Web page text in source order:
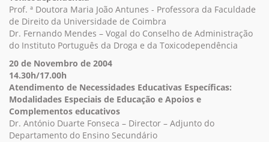
Prof. ª Doutora Maria João Antunes - Professora da Faculdade
de Direito da Universidade de Coimbra
Dr. Fernando Mendes – Vogal do Conselho de Administração
do Instituto Português da Droga e da Toxicodependência
20 de Novembro de 2004
14.30h/17.00h
Atendimento de Necessidades Educativas Específicas:
Modalidades Especiais de Educação e Apoios e
Complementos educativos
Dr. António Duarte Fonseca – Director – Adjunto do
Departamento do Ensino Secundário